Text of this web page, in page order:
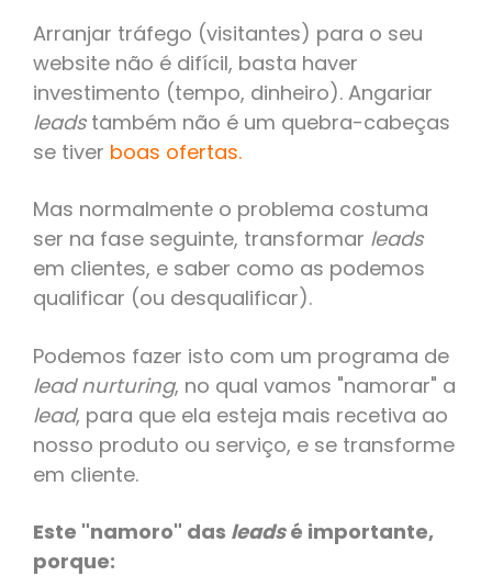
Arranjar tráfego (visitantes) para o seu
website não é difícil, basta haver
investimento (tempo, dinheiro). Angariar
leadstambém não é um quebra-cabeças
se tiver boas ofertas.
Mas normalmente o problema costuma
ser na fase seguinte, transformar leads
em clientes, e saber como as podemos
qualificar (ou desqualificar).
Podemos fazer isto com um programa de
lead nurturing, no qual vamos "namorar" a
lead, para que ela esteja mais recetiva ao
nosso produto ou serviço, e se transforme
em cliente.
Este "namoro" das leadsé importante,
porque: